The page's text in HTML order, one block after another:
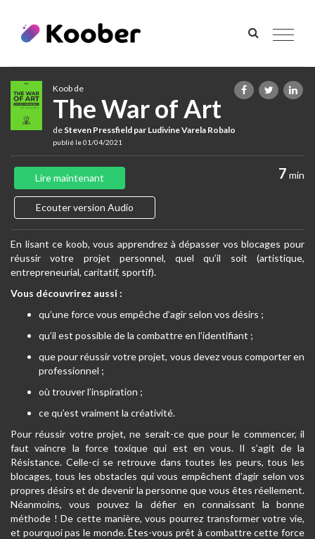
Toggle
Koob de
The War of Art
de Steven Pressfield par Ludivine Varela Robalo
publié le 01/04/2021
7 min
Lire maintenant
Ecouter version Audio
En lisant ce koob, vous apprendrez à dépasser vos blocages pour
réussir votre projet personnel, quel qu’il soit (artistique,
entrepreneurial, caritatif, sportif).
Vous découvrirez aussi :
qu’une force vous empêche d’agir selon vos désirs ;
qu’il est possible de la combattre en l’identifiant ;
que pour réussir votre projet, vous devez vous comporter en
professionnel ;
où trouver l’inspiration ;
ce qu’est vraiment la créativité.
Pour réussir votre projet, ne serait-ce que pour le commencer, il
faut vaincre la force toxique qui est en vous. Il s’agit de la
Résistance. Celle-ci se retrouve dans toutes les peurs, tous les
blocages, tous les obstacles qui vous empêchent d’agir selon vos
propres désirs et de devenir la personne que vous êtes réellement.
Néanmoins, vous pouvez la défier en connaissant la bonne
méthode ! De cette manière, vous pourrez transformer votre vie,
et pourquoi pas le monde. Êtes-vous prêt à combattre cette force